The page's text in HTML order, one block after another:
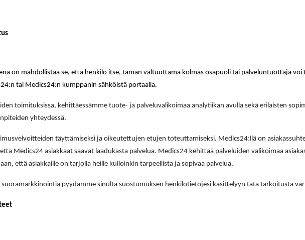
on mahdollistaa se, että henkilö itse, tämän valtuuttama kolmas osapuoli tai palveluntuottaja voi
tai Medics24:n kumppanin sähköistä portaalia.
toimituksissa, kehittäessämme tuote- ja palveluvalikoimaa analytiikan avulla sekä erilaisten
yhteydessä.
täyttämiseksi ja oikeutettujen etujen toteuttamiseksi. Medics24:llä on
Medics24 asiakkaat saavat laadukasta palvelua. Medics24 kehittää palveluiden valikoimaa
että asiakkaille on tarjolla heille kulloinkin tarpeellista ja sopivaa palvelua.
pyydämme sinulta suostumuksen henkilötietojesi käsittelyyn tätä tarkoitusta